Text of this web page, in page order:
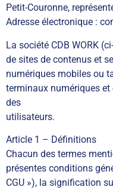
Petit-Couronne,
Adresse électronique :
La société CDB WORK
de sites de contenus et
numériques mobiles ou
terminaux numériques
des
utilisateurs.
Article 1 – Définitions
Chacun des termes
présentes conditions
CGU »), la signification